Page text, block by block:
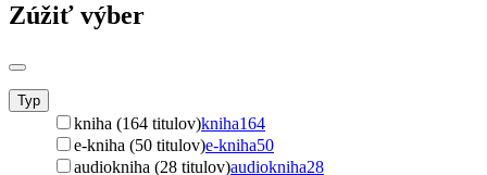
Zúžiť výber
Typ
kniha (164 titulov)kniha164
e-kniha (50 titulov)e-kniha50
audiokniha (28 titulov)audiokniha28